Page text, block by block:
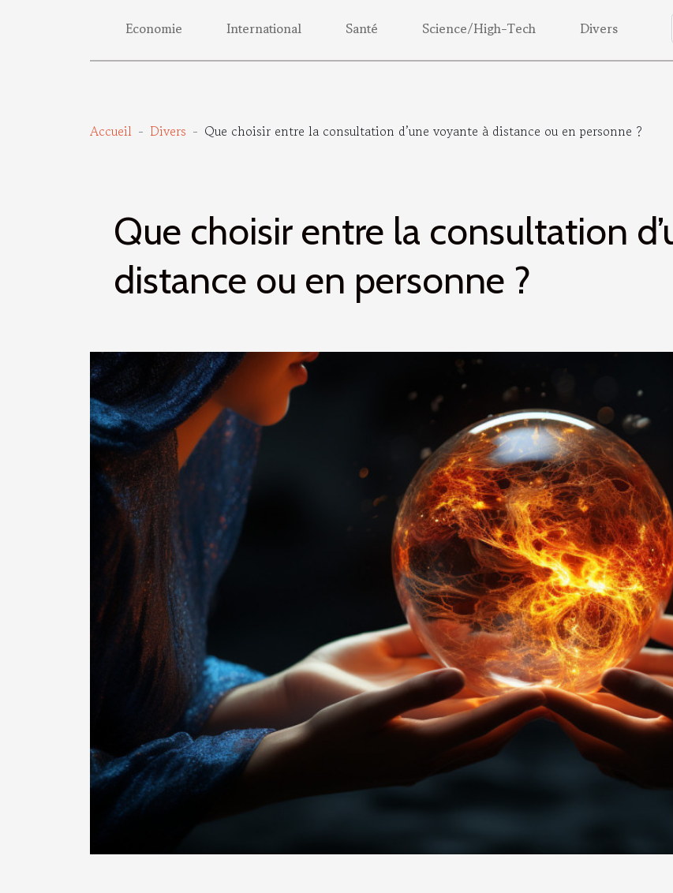
Economie International Santé Science/High-Tech Divers
Accueil Divers Que choisir entre la consultation d’une voyante à distance ou en personne ?
Que choisir entre la consultation
distance ou en personne ?